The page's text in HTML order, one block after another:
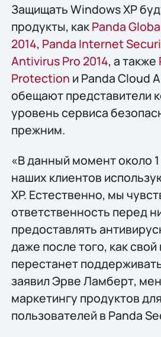
Защищать Windows XP
продукты, какPanda
2014, Panda Internet
Antivirus Pro 2014, а также
Protection и Panda Cloud
обещают представители
уровень сервиса
прежним.
«В данный момент около
наших клиентов
XP. Естественно, мы
ответственность перед
предоставлять
даже после того, как свой
перестанет
заявил Эрве Ламберт,
маркетингу продуктов
пользователей в Panda